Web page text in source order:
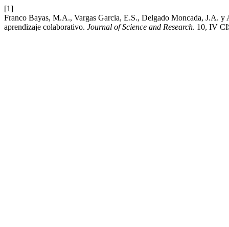
[1]
Franco Bayas, M.A., Vargas Garcia, E.S., Delgado Moncada, J.A.
aprendizaje colaborativo. Journal of Science and Research. 10, IV